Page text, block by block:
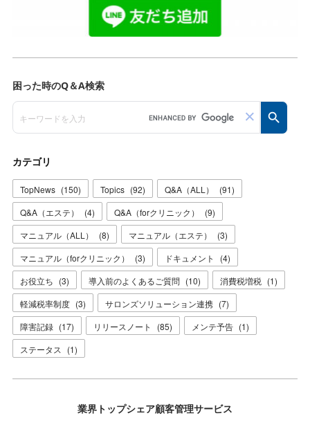
カテゴリ
TopNews (150) Topics (92) Q&A（ALL） (91)
Q&A（エステ）
(4) Q&A（forクリニック） (9)
マニュアル（ALL）
(8) マニュアル（エステ） (3)
マニュアル（forクリニック）
(3) ドキュメント (4)
お役立ち (3) 導入前のよくあるご質問 (10) 消費税増税 (1)
軽減税率制度 (3) サロンズソリューション連携 (7)
障害記録 (17) リリースノート (85) メンテ予告 (1)
ステータス
(1)
業界トップシェア顧客管理サービス